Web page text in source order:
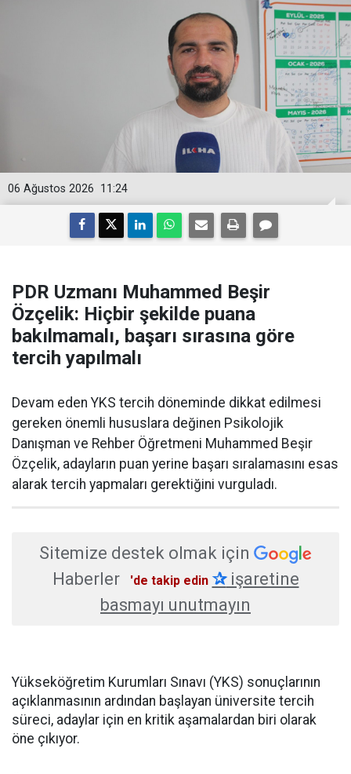
11:24
06 Ağustos 2026
PDR Uzmanı Muhammed Beşir
Özçelik: Hiçbir şekilde puana
bakılmamalı, başarı sırasına göre
tercih yapılmalı
Devam eden YKS tercih döneminde dikkat edilmesi
gereken önemli hususlara değinen Psikolojik
Danışman ve Rehber Öğretmeni Muhammed Beşir
Özçelik, adayların puan yerine başarı sıralamasını esas
alarak tercih yapmaları gerektiğini vurguladı.
Sitemize destek olmak için
Haberler
'de takip edin ✰işaretine
basmayı unutmayın
Yükseköğretim Kurumları Sınavı (YKS) sonuçlarının
açıklanmasının ardından başlayan üniversite tercih
süreci, adaylar için en kritik aşamalardan biri olarak
öne çıkıyor.